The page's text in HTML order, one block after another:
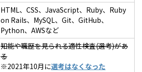
HTML、CSS、JavaScript、Ruby、Ruby
on Rails、MySQL、Git、GitHub、
Python、AWSなど
知能や職歴を見られる適性検査(選考)があ
る
※2021年10月に選考はなくなった